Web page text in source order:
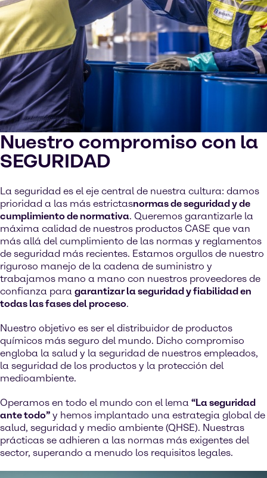
Nuestro compromiso con la
SEGURIDAD
La seguridad es el eje central de nuestra cultura: damos
prioridad a las más estrictasnormas de seguridad y de
cumplimiento de normativa. Queremos garantizarle la
máxima calidad de nuestros productos CASE que van
más allá del cumplimiento de las normas y reglamentos
de seguridad más recientes. Estamos orgullos de nuestro
riguroso manejo de la cadena de suministro y
trabajamos mano a mano con nuestros proveedores de
confianza para garantizar la seguridad y fiabilidad en
todas las fases del proceso.
Nuestro objetivo es ser el distribuidor de productos
químicos más seguro del mundo. Dicho compromiso
engloba la salud y la seguridad de nuestros empleados,
la seguridad de los productos y la protección del
medioambiente.
Operamos en todo el mundo con el lema “La seguridad
ante todo” y hemos implantado una estrategia global de
salud, seguridad y medio ambiente (QHSE). Nuestras
prácticas se adhieren a las normas más exigentes del
sector, superando a menudo los requisitos legales.